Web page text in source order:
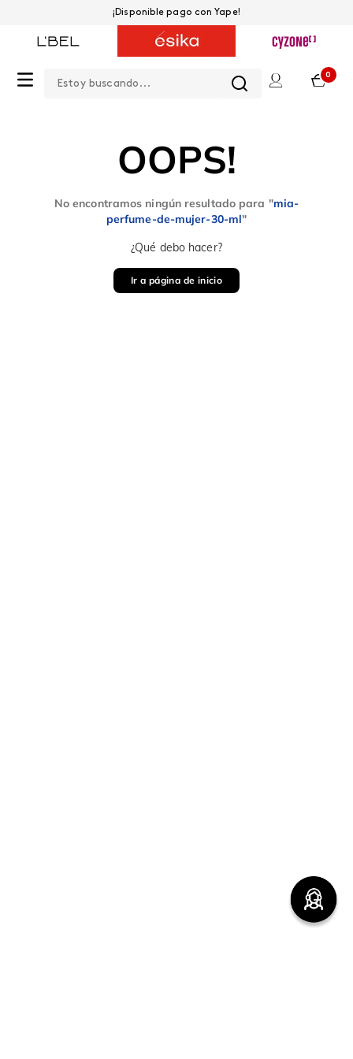
0
¡Disponible pago con Yape!
OOPS!
No encontramos ningún resultado para "mia-
perfume-de-mujer-30-ml"
¿Qué debo hacer?
Ir a página de inicio